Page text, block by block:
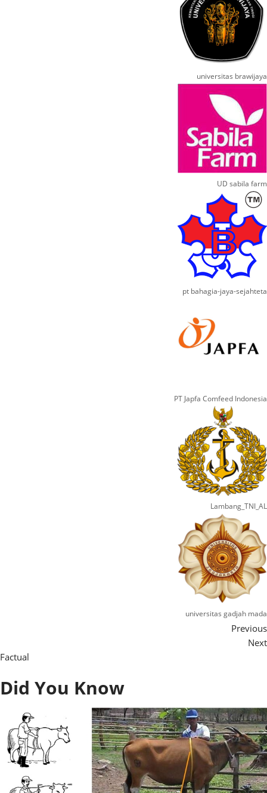
universitas brawijaya
UD sabila farm
pt bahagia-jaya-sejahteta
PT Japfa Comfeed Indonesia
Lambang_TNI_AL
universitas gadjah mada
Previous
Next
Factual
Did You Know